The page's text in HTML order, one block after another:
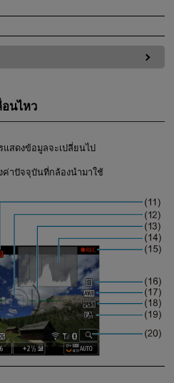
นไหว
แสดงข้อมูลจะเปลี่ยนไป
ค่าปัจจุบันที่กล้องนำมาใช้